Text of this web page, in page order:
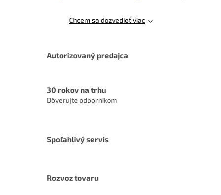
c
r
ý
Chcem sa dozvedieť viac
Autorizovaný predajca
30 rokov na trhu
Dôverujte odborníkom
Spoľahlivý servis
Rozvoz tovaru